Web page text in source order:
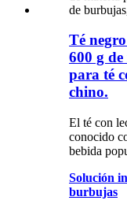
Té
600 g
para té
chino.
El té con
conocido
bebida
Solución
burbujas